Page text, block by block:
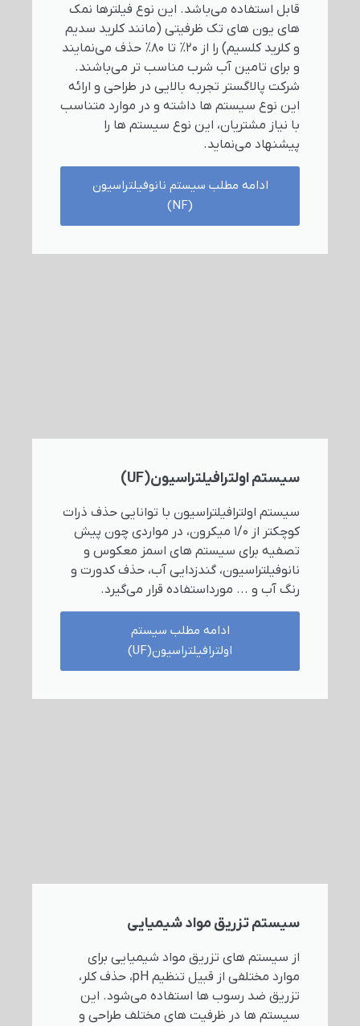
قابل استفاده می‌باشد. این نوع فیلترها نمک
های یون های تک ظرفیتی (مانند کلرید سدیم
و کلرید کلسیم) را از 20% تا 80% حذف می‌نمایند
و برای تامین آب شرب مناسب تر می‌باشند.
شرکت پالاگستر تجربه بالایی در طراحی و ارائه
این نوع سیستم ها داشته و در موارد متناسب
با نیاز مشتریان، این نوع سیستم ها را
پیشنهاد می‌نماید.
ادامه مطلب سیستم نانوفیلتراسیون
سیستم اولترافیلتراسیون(UF)
سیستم اولترافیلتراسیون با توانایی حذف ذرات
کوچکتر از 1/0 میکرون، در مواردی چون پیش
تصفیه برای سیستم های اسمز معکوس و
نانوفیلتراسیون، گندزدایی آب، حذف کدورت و
رنگ آب و ... مورداستفاده قرار می‌گیرد.
ادامه مطلب سیستم
اولترافیلتراسیون(UF)
سیستم تزریق مواد شیمیایی
از سیستم های تزریق مواد شیمیایی برای
موارد مختلفی از قبیل تنظیم pH، حذف کلر،
تزریق ضد رسوب ها استفاده می‌شود. این
سیستم ها در ظرفیت های مختلف طراحی و